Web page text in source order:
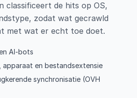
classificeert de hits op OS,
zodat wat gecrawld
met wat er echt toe doet.
AI-bots
apparaat en bestandsextensie
synchronisatie (OVH